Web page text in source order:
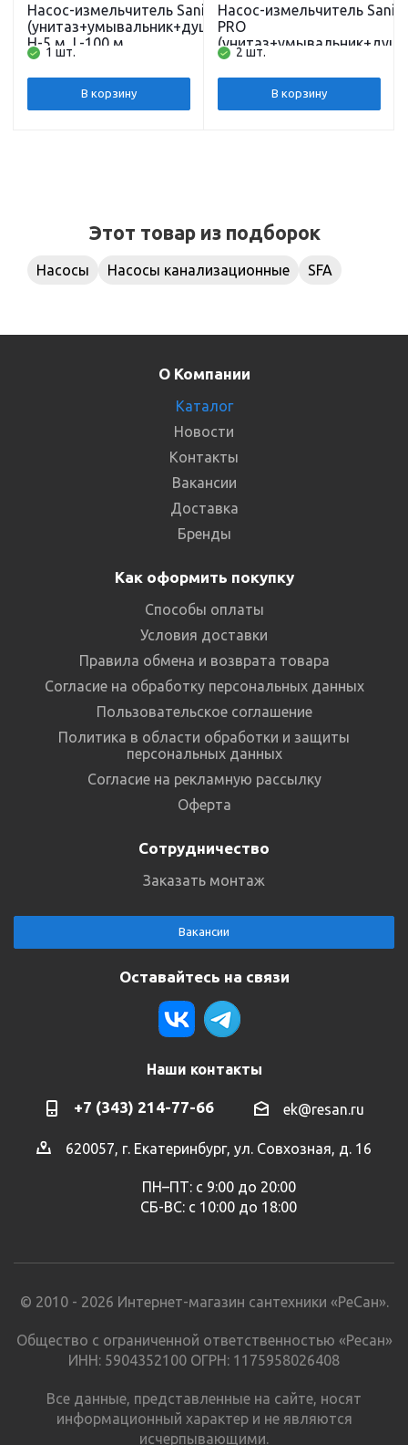
Насос-измельчитель SaniPro
(унитаз+умывальник+душ+биде)
Н-5 м, L-100 м
1 шт.
В корзину
Насос-измельчитель
PRO
H-7 м, L-110 м
2 шт.
В корзину
Этот товар из подборок
Насосы Насосы канализационные SFA
О Компании
Каталог
Новости
Контакты
Вакансии
Доставка
Бренды
Как оформить покупку
Способы оплаты
Условия доставки
Правила обмена и возврата товара
Согласие на обработку персональных данных
Пользовательское соглашение
Политика в области обработки и защиты
персональных данных
Согласие на рекламную рассылку
Оферта
Сотрудничество
Заказать монтаж
Вакансии
Оставайтесь на связи
Наши контакты
+7 (343) 214-77-66 ek@resan.ru
620057, г. Екатеринбург, ул. Совхозная, д. 16
ПН–ПТ: с 9:00 до 20:00
СБ-ВС: с 10:00 до 18:00
© 2010 - 2026 Интернет-магазин сантехники «РеСан».
Общество с ограниченной ответственностью «Ресан»
ИНН: 5904352100 ОГРН: 1175958026408
Все данные, представленные на сайте, носят
информационный характер и не являются
исчерпывающими.